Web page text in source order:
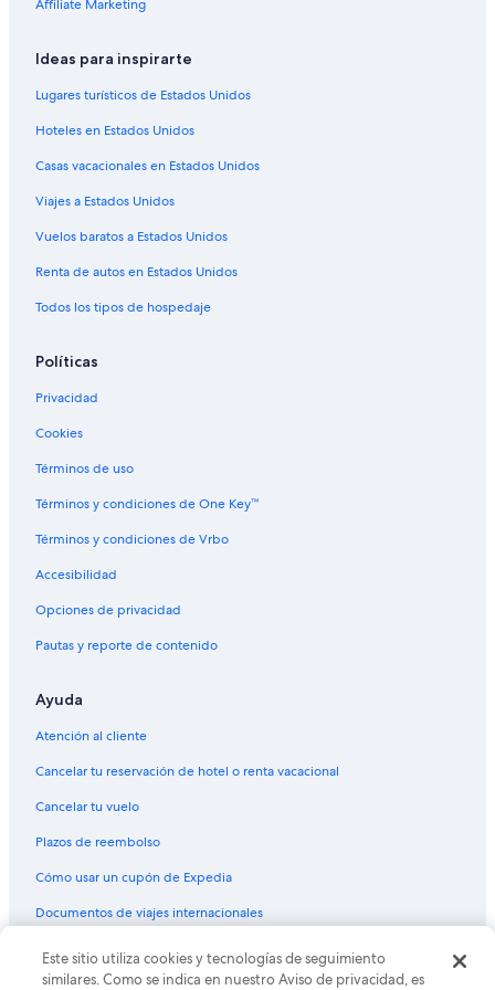
Hoteles de ski en Islas Orkney
Hoteles familiares en Islas Orkney
Hoteles históricos en Islas Orkney
Hoteles con bar en Islas Orkney
Hoteles con estacionamiento en Islas Orkney
Hoteles en St. Mary's
Hoteles en Mey
Affiliate Marketing
Ideas para inspirarte
Lugares turísticos de Estados Unidos
Hoteles en Estados Unidos
Casas vacacionales en Estados Unidos
Viajes a Estados Unidos
Vuelos baratos a Estados Unidos
Renta de autos en Estados Unidos
Todos los tipos de hospedaje
Políticas
Privacidad
Cookies
Términos de uso
Términos y condiciones de One Key™
Términos y condiciones de Vrbo
Accesibilidad
Opciones de privacidad
Pautas y reporte de contenido
Ayuda
Atención al cliente
Cancelar tu reservación de hotel o renta vacacional
Cancelar tu vuelo
Plazos de reembolso
Cómo usar un cupón de Expedia
Documentos de viajes internacionales
© 2026 Expedia, Inc., una empresa de Expedia Group. Todos los
derechos reservados. Expedia y el logo de Expedia son marcas
Este sitio utiliza cookies y tecnologías de seguimiento
similares. Como se indica en nuestro Aviso de privacidad, es